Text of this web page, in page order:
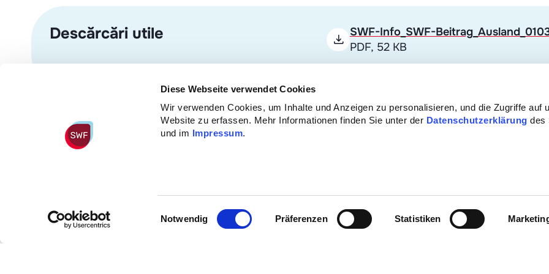
Diese Webseite verwendet Cookies
Wir verwenden Cookies, um Inhalte und Anzeigen zu personalisieren, und die Zugriffe auf
Website zu erfassen. Mehr Informationen finden Sie unter der Datenschutzerklärung des
und im Impressum.
Einwilligungsauswahl
Notwendig Präferenzen Statistiken
Descărcări utile
SWF-Info_SWF-
PDF, 52 KB
1120 Viena
Lista programelor de formare inițială
și continuă
Despre noi